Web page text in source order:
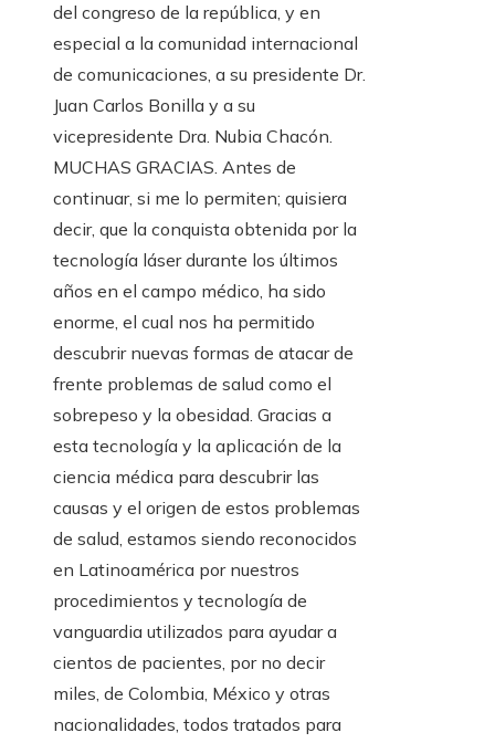
del congreso de la república, y en
especial a la comunidad internacional
de comunicaciones, a su presidente Dr.
Juan Carlos Bonilla y a su
vicepresidente Dra. Nubia Chacón.
MUCHAS GRACIAS. Antes de
continuar, si me lo permiten; quisiera
decir, que la conquista obtenida por la
tecnología láser durante los últimos
años en el campo médico, ha sido
enorme, el cual nos ha permitido
descubrir nuevas formas de atacar de
frente problemas de salud como el
sobrepeso y la obesidad. Gracias a
esta tecnología y la aplicación de la
ciencia médica para descubrir las
causas y el origen de estos problemas
de salud, estamos siendo reconocidos
en Latinoamérica por nuestros
procedimientos y tecnología de
vanguardia utilizados para ayudar a
cientos de pacientes, por no decir
miles, de Colombia, México y otras
nacionalidades, todos tratados para